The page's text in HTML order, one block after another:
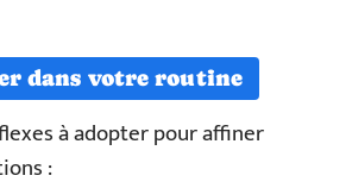
dans votre routine
à adopter pour affiner
: